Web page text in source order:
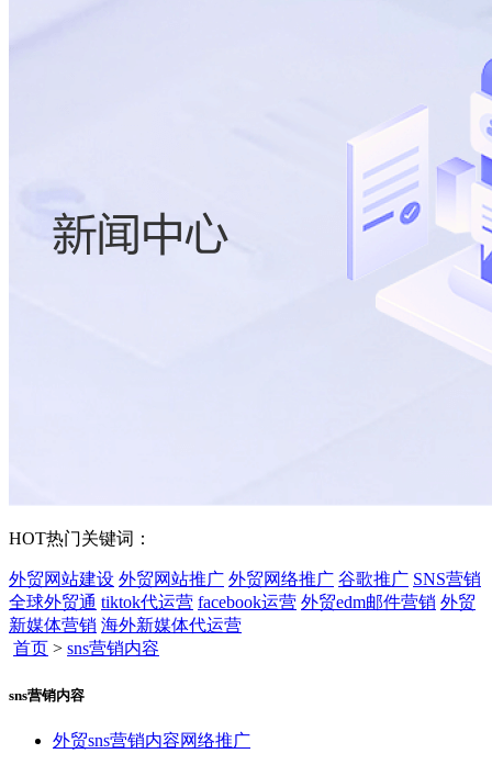
HOT热门关键词：
外贸网站建设 外贸网站推广 外贸网络推广 谷歌推广 SNS营销
全球外贸通 tiktok代运营 facebook运营 外贸edm邮件营销 外贸
新媒体营销 海外新媒体代运营
首页 > sns营销内容
sns营销内容
外贸sns营销内容网络推广